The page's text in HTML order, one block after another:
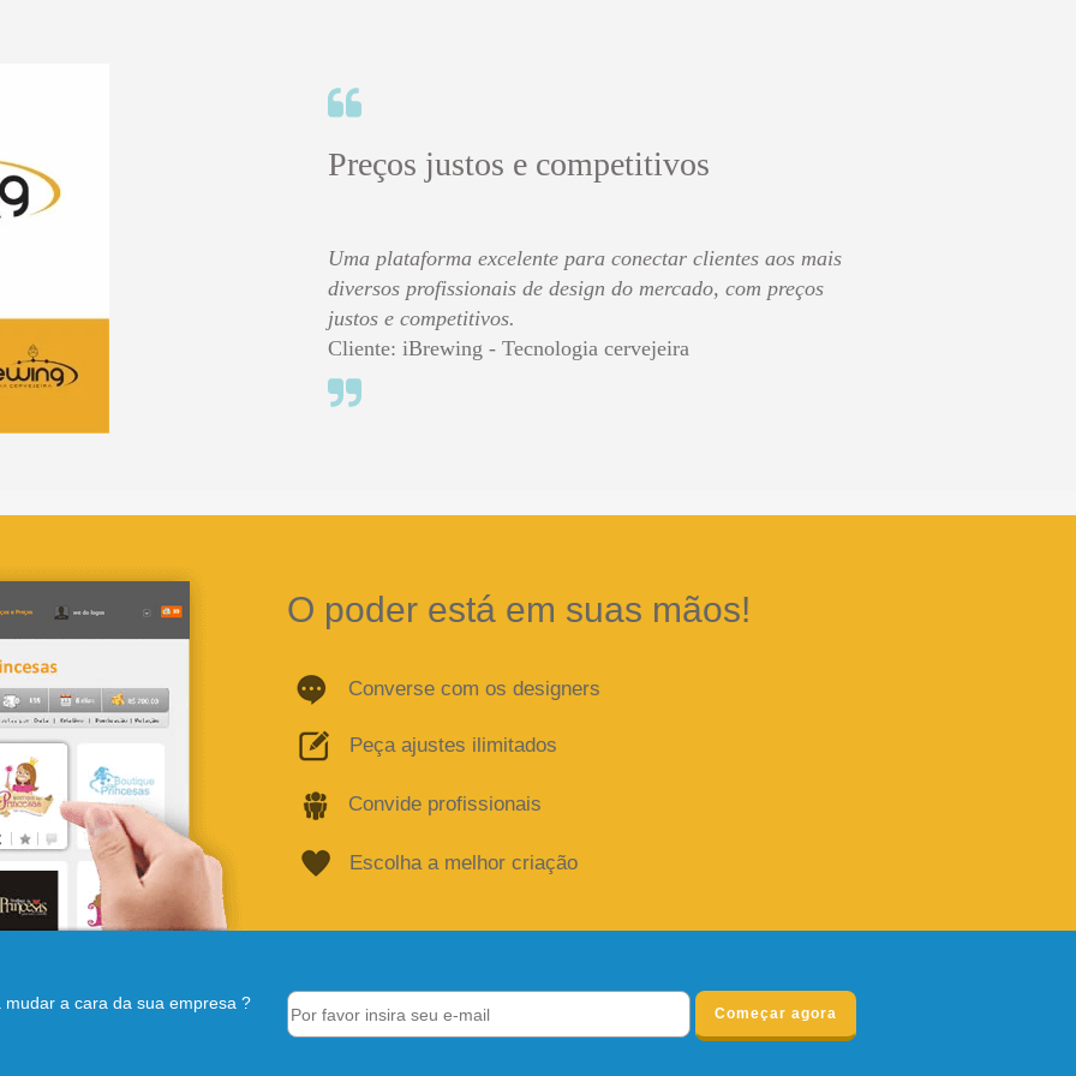
Preços justos e competitivos
Uma plataforma excelente para conectar clientes aos mais
diversos profissionais de design do mercado, com preços
justos e competitivos.
Cliente: iBrewing - Tecnologia cervejeira
O poder está em suas mãos!
Converse com os designers
Peça ajustes ilimitados
Convide profissionais
Escolha a melhor criação
mudar a cara da sua empresa ?
Começar agora